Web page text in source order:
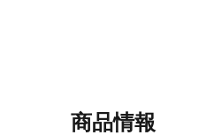
商品情報